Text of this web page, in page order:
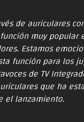
de auriculares
muy popular
Estamos
función para los
de TV
que ha
el lanzamiento.